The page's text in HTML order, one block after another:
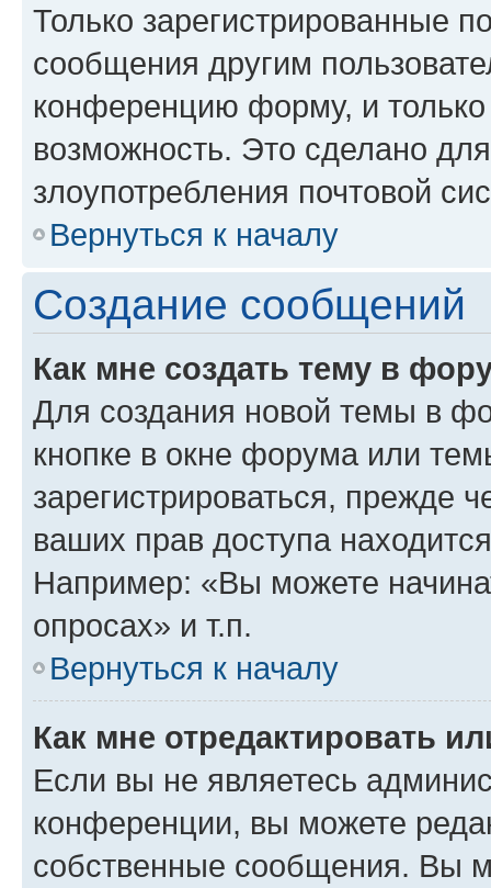
Только зарегистрированные
сообщения другим
конференцию форму, и
возможность. Это сделано
злоупотребления почтовой
Вернуться к началу
Создание сообщений
Как мне создать тему в
Для создания новой темы в
кнопке в окне форума или
зарегистрироваться, прежде
ваших прав доступа
Например: «Вы можете
опросах» и т.п.
Вернуться к началу
Как мне отредактировать
Если вы не являетесь
конференции, вы можете
собственные сообщения. Вы